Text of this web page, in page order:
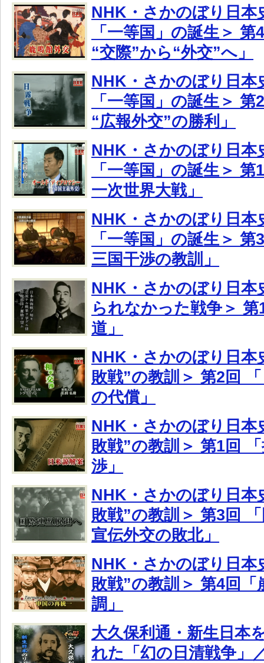
NHK・さかのぼり日本
「一等国」の誕生＞
“交際”から“外交”へ」
NHK・さかのぼり日本
「一等国」の誕生＞
“広報外交”の勝利」
NHK・さかのぼり日本
「一等国」の誕生＞
一次世界大戦」
NHK・さかのぼり日本
「一等国」の誕生＞
三国干渉の教訓」
NHK・さかのぼり日本
られなかった戦争＞
道」
NHK・さかのぼり日本
敗戦”の教訓＞ 第2回
の代償」
NHK・さかのぼり日本
敗戦”の教訓＞ 第1回
渉」
NHK・さかのぼり日本
敗戦”の教訓＞ 第3回
宣伝外交の敗北」
NHK・さかのぼり日本
敗戦”の教訓＞ 第4回
調」
大久保利通・新生日
れた「幻の日清戦争」